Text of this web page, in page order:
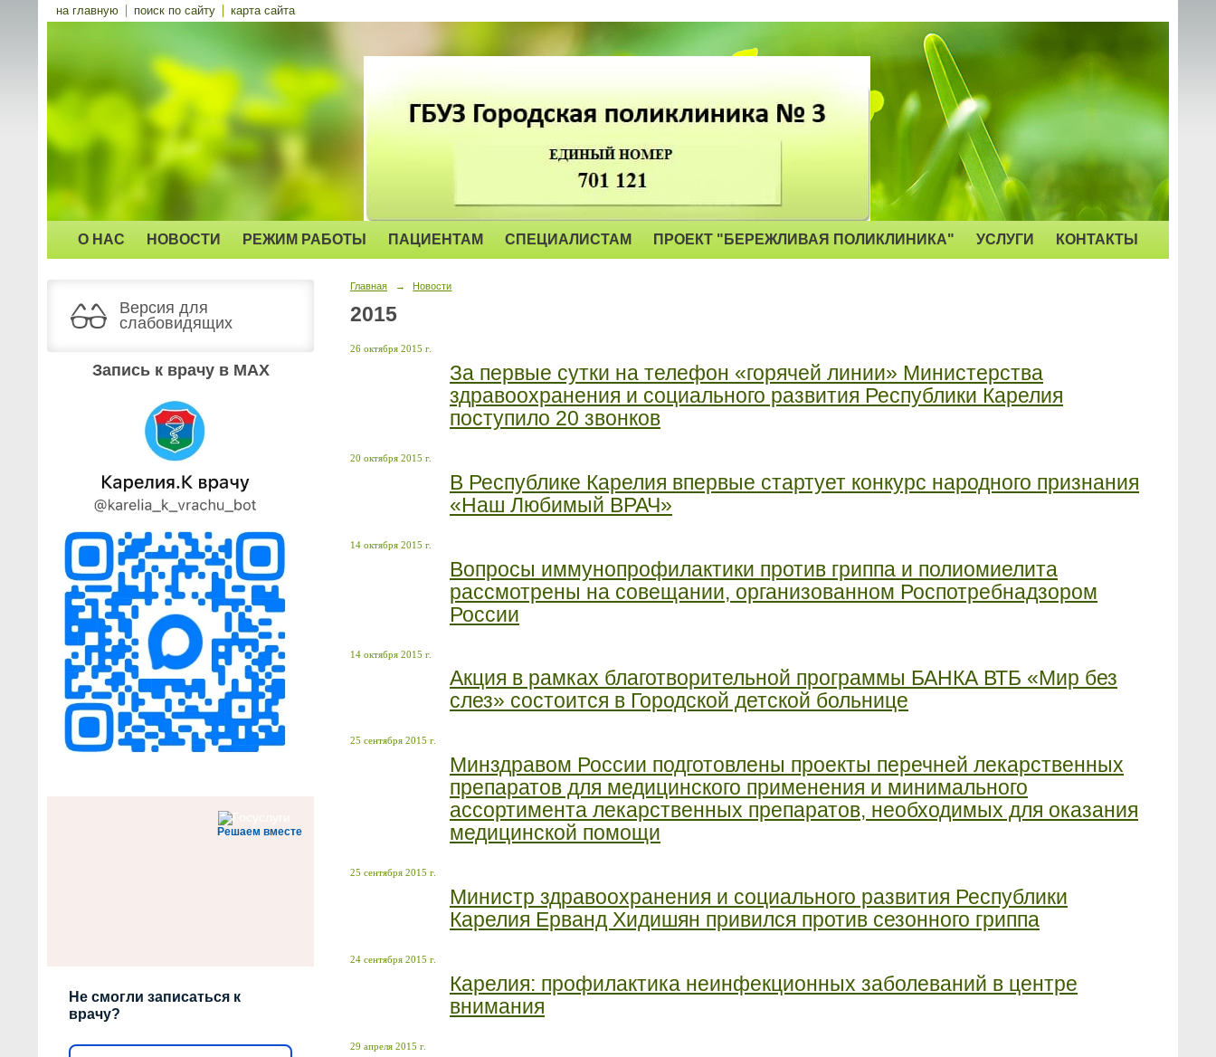
на главную поиск по сайту карта сайта
О НАС НОВОСТИ РЕЖИМ РАБОТЫ ПАЦИЕНТАМ СПЕЦИАЛИСТАМ ПРОЕКТ "БЕРЕЖЛИВАЯ ПОЛИКЛИНИКА" УСЛУГИ КОНТАКТЫ
Версия для
слабовидящих
Запись к врачу в MAX
Решаем вместе
Не смогли записаться к
врачу?
Главная → Новости
2015
26 октября 2015 г.
За первые сутки на телефон «горячей линии» Министерства
здравоохранения и социального развития Республики Карелия
поступило 20 звонков
20 октября 2015 г.
В Республике Карелия впервые стартует конкурс народного признания
«Наш Любимый ВРАЧ»
14 октября 2015 г.
Вопросы иммунопрофилактики против гриппа и полиомиелита
рассмотрены на совещании, организованном Роспотребнадзором
России
14 октября 2015 г.
Акция в рамках благотворительной программы БАНКА ВТБ «Мир без
слез» состоится в Городской детской больнице
25 сентября 2015 г.
Минздравом России подготовлены проекты перечней лекарственных
препаратов для медицинского применения и минимального
ассортимента лекарственных препаратов, необходимых для оказания
медицинской помощи
25 сентября 2015 г.
Министр здравоохранения и социального развития Республики
Карелия Ерванд Хидишян привился против сезонного гриппа
24 сентября 2015 г.
Карелия: профилактика неинфекционных заболеваний в центре
внимания
29 апреля 2015 г.